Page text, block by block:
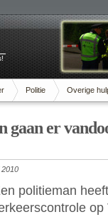
Politie Overige
gaan er
politieman